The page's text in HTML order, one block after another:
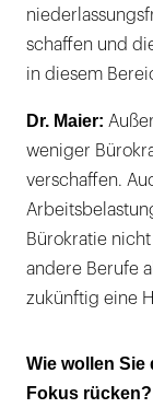
schaffen und
in diesem
Dr. Maier:
weniger
verschaffen.
Bürokratie
andere Berufe
zukünftig eine
Wie wollen Sie
Fokus rücken?